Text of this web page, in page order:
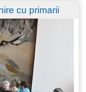
cu primarii